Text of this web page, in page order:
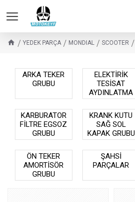
YEDEK PARÇA MONDIAL SCOOTER
ARKA TEKER
GRUBU
ELEKTİRİK
TESİSAT
AYDINLATMA
KARBURATOR
FİLTRE EGSOZ
GRUBU
KRANK KUTU
SAĞ SOL
KAPAK GRUBU
ÖN TEKER
AMORTİSÖR
GRUBU
ŞAHSİ
PARÇALAR